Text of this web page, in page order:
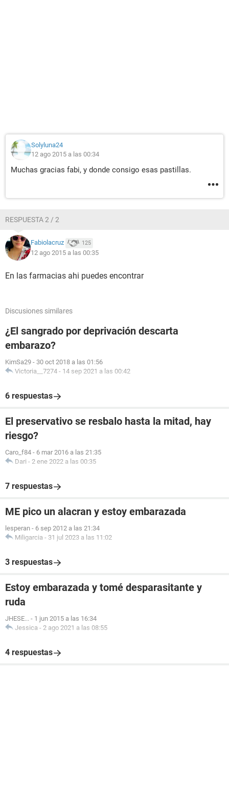
Solyluna24
12 ago 2015 a las 00:34
Muchas gracias fabi, y donde consigo esas pastillas.
RESPUESTA 2 / 2
Fabiolacruz 125
12 ago 2015 a las 00:35
En las farmacias ahi puedes encontrar
Discusiones similares
¿El sangrado por deprivación descarta
embarazo?
KimSa29 - 30 oct 2018 a las 01:56
Victoria__7274 - 14 sep 2021 a las 00:42
6 respuestas
El preservativo se resbalo hasta la mitad, hay
riesgo?
Caro_f84 - 6 mar 2016 a las 21:35
Dari - 2 ene 2022 a las 00:35
7 respuestas
ME pico un alacran y estoy embarazada
lesperan - 6 sep 2012 a las 21:34
Miligarcia - 31 jul 2023 a las 11:02
3 respuestas
Estoy embarazada y tomé desparasitante y
ruda
JHESE... - 1 jun 2015 a las 16:34
Jessica - 2 ago 2021 a las 08:55
4 respuestas